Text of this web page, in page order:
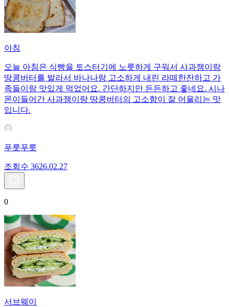
아침
오늘 아침은 식빵을 토스터기에 노릇하게 구워서 사과잼이랑
땅콩버터를 발라서 바나나랑 고소하게 내린 라떼한잔하고 가
족들이랑 맛있게 먹었어요. 간단하지만 든든하고 좋네요. 시나
몬이들어간 사과잼이랑 땅콩버터의 고소함이 잘 어울리는 맛
입니다.
푸릇푸릇
조회수 3626.02.27
0
서브웨이